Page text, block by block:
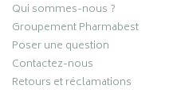
Qui sommes-nous ?
Groupement Pharmabest
Poser une question
Contactez-nous
Retours et réclamations